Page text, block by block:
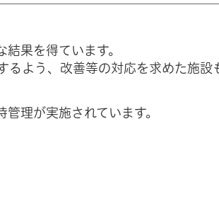
果を得ています。
よう、改善等の対応を求めた施設
理が実施されています。